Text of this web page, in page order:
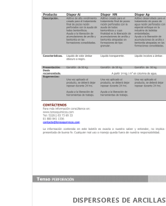
DISPERSORES DE ARCILLAS